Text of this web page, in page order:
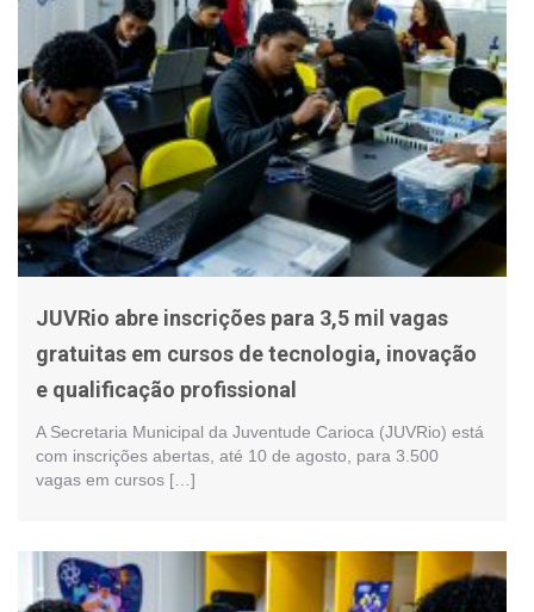
JUVRio abre inscrições para 3,5 mil vagas
gratuitas em cursos de tecnologia, inovação
e qualificação profissional
A Secretaria Municipal da Juventude Carioca (JUVRio) está
com inscrições abertas, até 10 de agosto, para 3.500
vagas em cursos […]